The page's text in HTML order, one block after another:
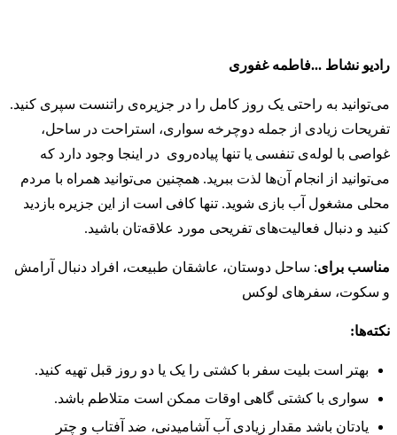
رادیو نشاط ...فاطمه غفوری
می‌توانید به راحتی یک روز کامل را در جزیره‌ی راتنست سپری کنید.
تفریحات زیادی از جمله دوچرخه سواری، استراحت در ساحل،
غواصی با لوله‌ی تنفسی یا تنها پیاده‌روی در اینجا وجود دارد که
می‌توانید از انجام آن‌ها لذت ببرید. همچنین می‌توانید همراه با مردم
محلی مشغول آب بازی شوید. تنها کافی است از این جزیره بازدید
کنید و دنبال فعالیت‌های تفریحی مورد علاقه‌تان باشید.
مناسب برای: ساحل دوستان، عاشقان طبیعت، افراد دنبال آرامش
و سکوت، سفرهای لوکس
نکته‌ها:
بهتر است بلیت سفر با کشتی را یک یا دو روز قبل تهیه کنید.
سواری با کشتی گاهی اوقات ممکن است متلاطم باشد.
یادتان باشد مقدار زیادی آب آشامیدنی، ضد آفتاب و چتر